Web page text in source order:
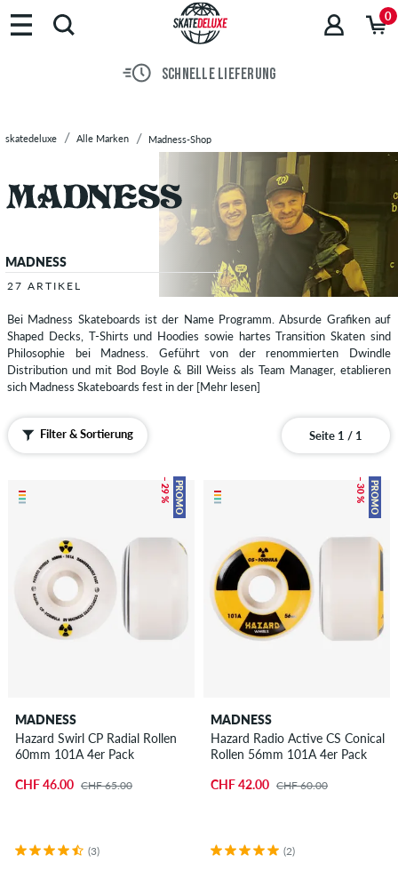
Marken
Skateboards
Sale
0
SCHNELLE LIEFERUNG
skatedeluxe Alle Marken Madness-Shop
MADNESS
27 ARTIKEL
Bei Madness Skateboards ist der Name Programm. Absurde Grafiken auf
Shaped Decks, T-Shirts und Hoodies sowie hartes Transition Skaten sind
Philosophie bei Madness. Geführt von der renommierten Dwindle
Distribution und mit Bod Boyle & Bill Weiss als Team Manager, etablieren
sich Madness Skateboards fest in der [Mehr lesen]
Filter & Sortierung Seite 1 / 1
PROMO
– 29 %
MADNESS
Hazard Swirl CP Radial Rollen
60mm 101A 4er Pack
CHF 46.00 CHF 65.00
(3)
PROMO
– 30 %
MADNESS
Hazard Radio Active CS Conical
Rollen 56mm 101A 4er Pack
CHF 42.00 CHF 60.00
(2)